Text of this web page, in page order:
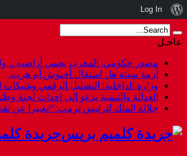
عاجـل
مصدر حكومي: المغرب يحمي أراضيه ..
أزمة سبتة هل استقال أخنوش أم هرب.
وزارة الداخلية: التضليل الرقمي
العدالة والتنمية يدعو إلى إحداث لجنة
جلالة الملك للرئيس ترمب: “تعبيرا
جريدة
نبذة
عن
ووردبريس
Log In